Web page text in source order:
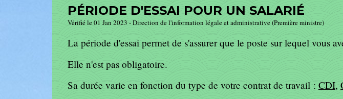
PÉRIODE D'ESSAI POUR UN SALARIÉ
Vérifié le 01 Jan 2023 - Direction de l'information légale et administrative (Première ministre)
La période d'essai permet de s'assurer que le poste sur lequel vous
Elle n'est pas obligatoire.
Sa durée varie en fonction du type de votre contrat de travail : CDI,